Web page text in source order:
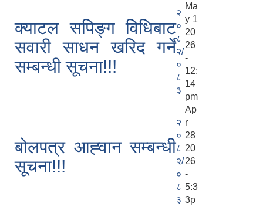
क्याटल सपिङ्ग विधिबाट
सवारी साधन खरिद गर्ने
सम्बन्धी सूचना!!!
२
०
८
२/
०
८
३
Ma
y 1
20
26
-
12:
14
pm
बोलपत्र आह्‍वान सम्बन्धी
सूचना!!!
२
०
८
२/
०
८
३
Ap
r
28
20
26
-
5:3
3p